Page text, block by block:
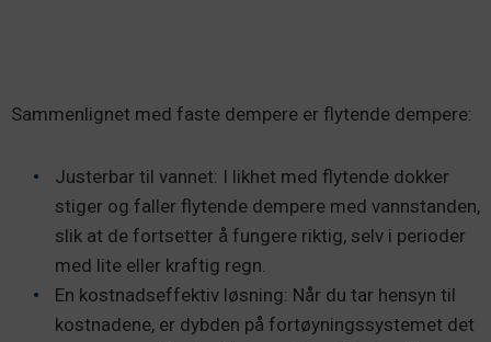
Sammenlignet med faste dempere er flytende dempere:
Justerbar til vannet: I likhet med flytende dokker
stiger og faller flytende dempere med vannstanden,
slik at de fortsetter å fungere riktig, selv i perioder
med lite eller kraftig regn.
En kostnadseffektiv løsning: Når du tar hensyn til
kostnadene, er dybden på fortøyningssystemet det